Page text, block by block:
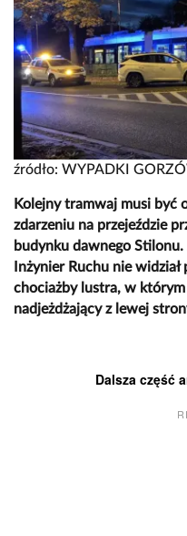
źródło: WYPADKI
Kolejny tramwaj musi być
zdarzeniu na przejeździe
budynku dawnego Stilonu.
Inżynier Ruchu nie
chociażby lustra, w
nadjeżdżający z lewej
Dalsza część